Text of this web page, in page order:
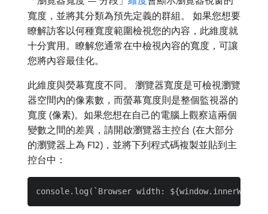
寬度，並將其分類為預先定義的群組。 如果您想要
瞭解訪客以何種寬度範圍檢視您的內容，此維度就
十分實用。瞭解您通常在中檢視內容的寬度，可讓
您將內容最佳化。
此維度與熒幕寬度不同。 瀏覽器寬度是可檢視瀏覽
器空間內的像素數，而螢幕寬度則是整個監視器的
寬度 (像素)。如果您想在自己的電腦上觀察這兩個
變數之間的差異，請開啟瀏覽器主控台 (在大部分
的瀏覽器上為 F12)，並將下列程式碼複製並貼到主
控台中：